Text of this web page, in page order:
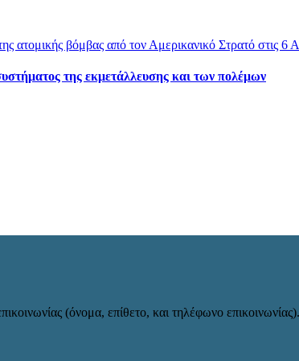
της εκμετάλλευσης και των πολέμων
(όνομα, επίθετο, και τηλέφωνο επικοινωνίας).